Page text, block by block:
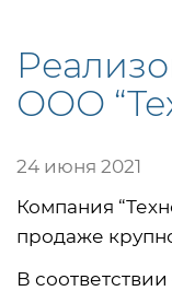
ООО
24 июня 2021
Компания
продаже
В